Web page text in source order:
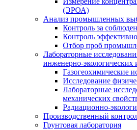
(ЭРОА)
Анализ промышленных
Контроль за
Контроль
Отбор проб
Лабораторные
инженерно-
Газогеохимические
Исследование
Лабораторные
механических
Радиационно-
Производственный
Грунтовая лаборатория